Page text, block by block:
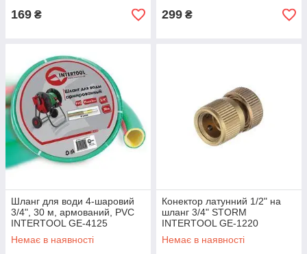
169 ₴ 299 ₴
Шланг для води 4-шаровий
3/4", 30 м, армований, PVC
INTERTOOL GE-4125
Немає в наявності
Конектор латунний 1/2" на
шланг 3/4" STORM
INTERTOOL GE-1220
Немає в наявності